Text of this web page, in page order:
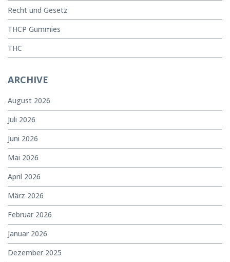
Recht und Gesetz
THCP Gummies
THC
ARCHIVE
August 2026
Juli 2026
Juni 2026
Mai 2026
April 2026
März 2026
Februar 2026
Januar 2026
Dezember 2025